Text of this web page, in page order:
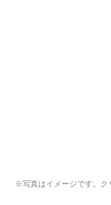
※写真はイメージです。ク